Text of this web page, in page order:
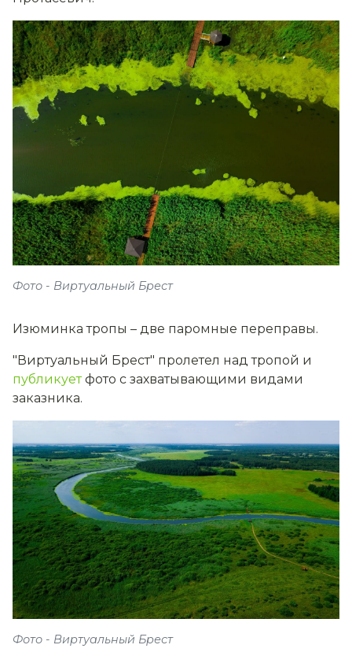
Фото - Виртуальный Брест
Изюминка тропы – две паромные переправы.
"Виртуальный Брест" пролетел над тропой и
публикуетфото с захватывающими видами
заказника.
Фото - Виртуальный Брест